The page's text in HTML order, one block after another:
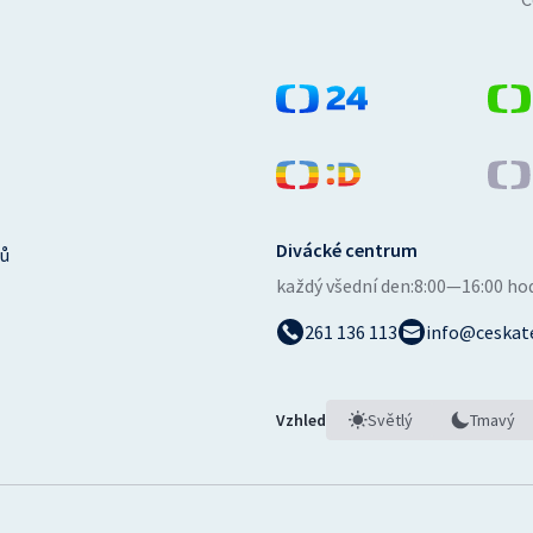
Divácké centrum
každý všední den:8:00—16:00
261 136 113
Vzhled Světlý Tmavý